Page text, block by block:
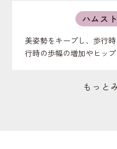
ハムス
美姿勢をキープし、歩行
行時の歩幅の増加やヒップ
もっと